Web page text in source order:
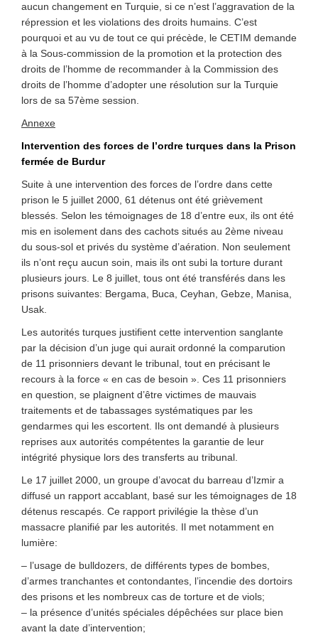
aucun changement en Turquie, si ce n’est l’aggravation de la
répression et les violations des droits humains. C’est
pourquoi et au vu de tout ce qui précède, le CETIM demande
à la Sous-commission de la promotion et la protection des
droits de l’homme de recommander à la Commission des
droits de l’homme d’adopter une résolution sur la Turquie
lors de sa 57ème session.
Annexe
Intervention des forces de l’ordre turques dans la Prison
fermée de Burdur
Suite à une intervention des forces de l’ordre dans cette
prison le 5 juillet 2000, 61 détenus ont été grièvement
blessés. Selon les témoignages de 18 d’entre eux, ils ont été
mis en isolement dans des cachots situés au 2ème niveau
du sous-sol et privés du système d’aération. Non seulement
ils n’ont reçu aucun soin, mais ils ont subi la torture durant
plusieurs jours. Le 8 juillet, tous ont été transférés dans les
prisons suivantes: Bergama, Buca, Ceyhan, Gebze, Manisa,
Usak.
Les autorités turques justifient cette intervention sanglante
par la décision d’un juge qui aurait ordonné la comparution
de 11 prisonniers devant le tribunal, tout en précisant le
recours à la force « en cas de besoin ». Ces 11 prisonniers
en question, se plaignent d’être victimes de mauvais
traitements et de tabassages systématiques par les
gendarmes qui les escortent. Ils ont demandé à plusieurs
reprises aux autorités compétentes la garantie de leur
intégrité physique lors des transferts au tribunal.
Le 17 juillet 2000, un groupe d’avocat du barreau d’Izmir a
diffusé un rapport accablant, basé sur les témoignages de 18
détenus rescapés. Ce rapport privilégie la thèse d’un
massacre planifié par les autorités. Il met notamment en
lumière:
– l’usage de bulldozers, de différents types de bombes,
d’armes tranchantes et contondantes, l’incendie des dortoirs
des prisons et les nombreux cas de torture et de viols;
– la présence d’unités spéciales dépêchées sur place bien
avant la date d’intervention;